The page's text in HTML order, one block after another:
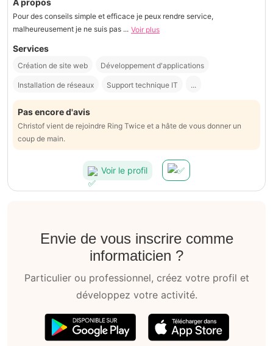
À propos
Pour des conseils simple et efficace je peux rendre service,
malheureusement je ne suis pas ... Voir plus
Services
Création de site web Développement d'applications
Installation de réseaux Support technique IT ...
Pas encore d'avis
Christof vient de rejoindre Ring Twice et a hâte de vous donner un
coup de main.
Voir le profil
Envie de vous inscrire comme
informaticien ?
Particulier ou professionnel, créez votre profil et
développez votre activité.